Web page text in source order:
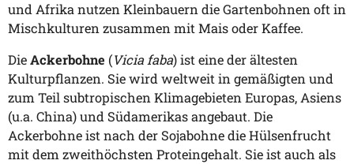
und Afrika nutzen Kleinbauern die Gartenbohnen oft in
Mischkulturen zusammen mit Mais oder Kaffee.
DieAckerbohne (Vicia faba) ist eine der ältesten
Kulturpflanzen. Sie wird weltweit in gemäßigten und
zum Teil subtropischen Klimagebieten Europas, Asiens
(u.a. China) und Südamerikas angebaut. Die
Ackerbohne ist nach der Sojabohne die Hülsenfrucht
mit dem zweithöchsten Proteingehalt. Sie ist auch als